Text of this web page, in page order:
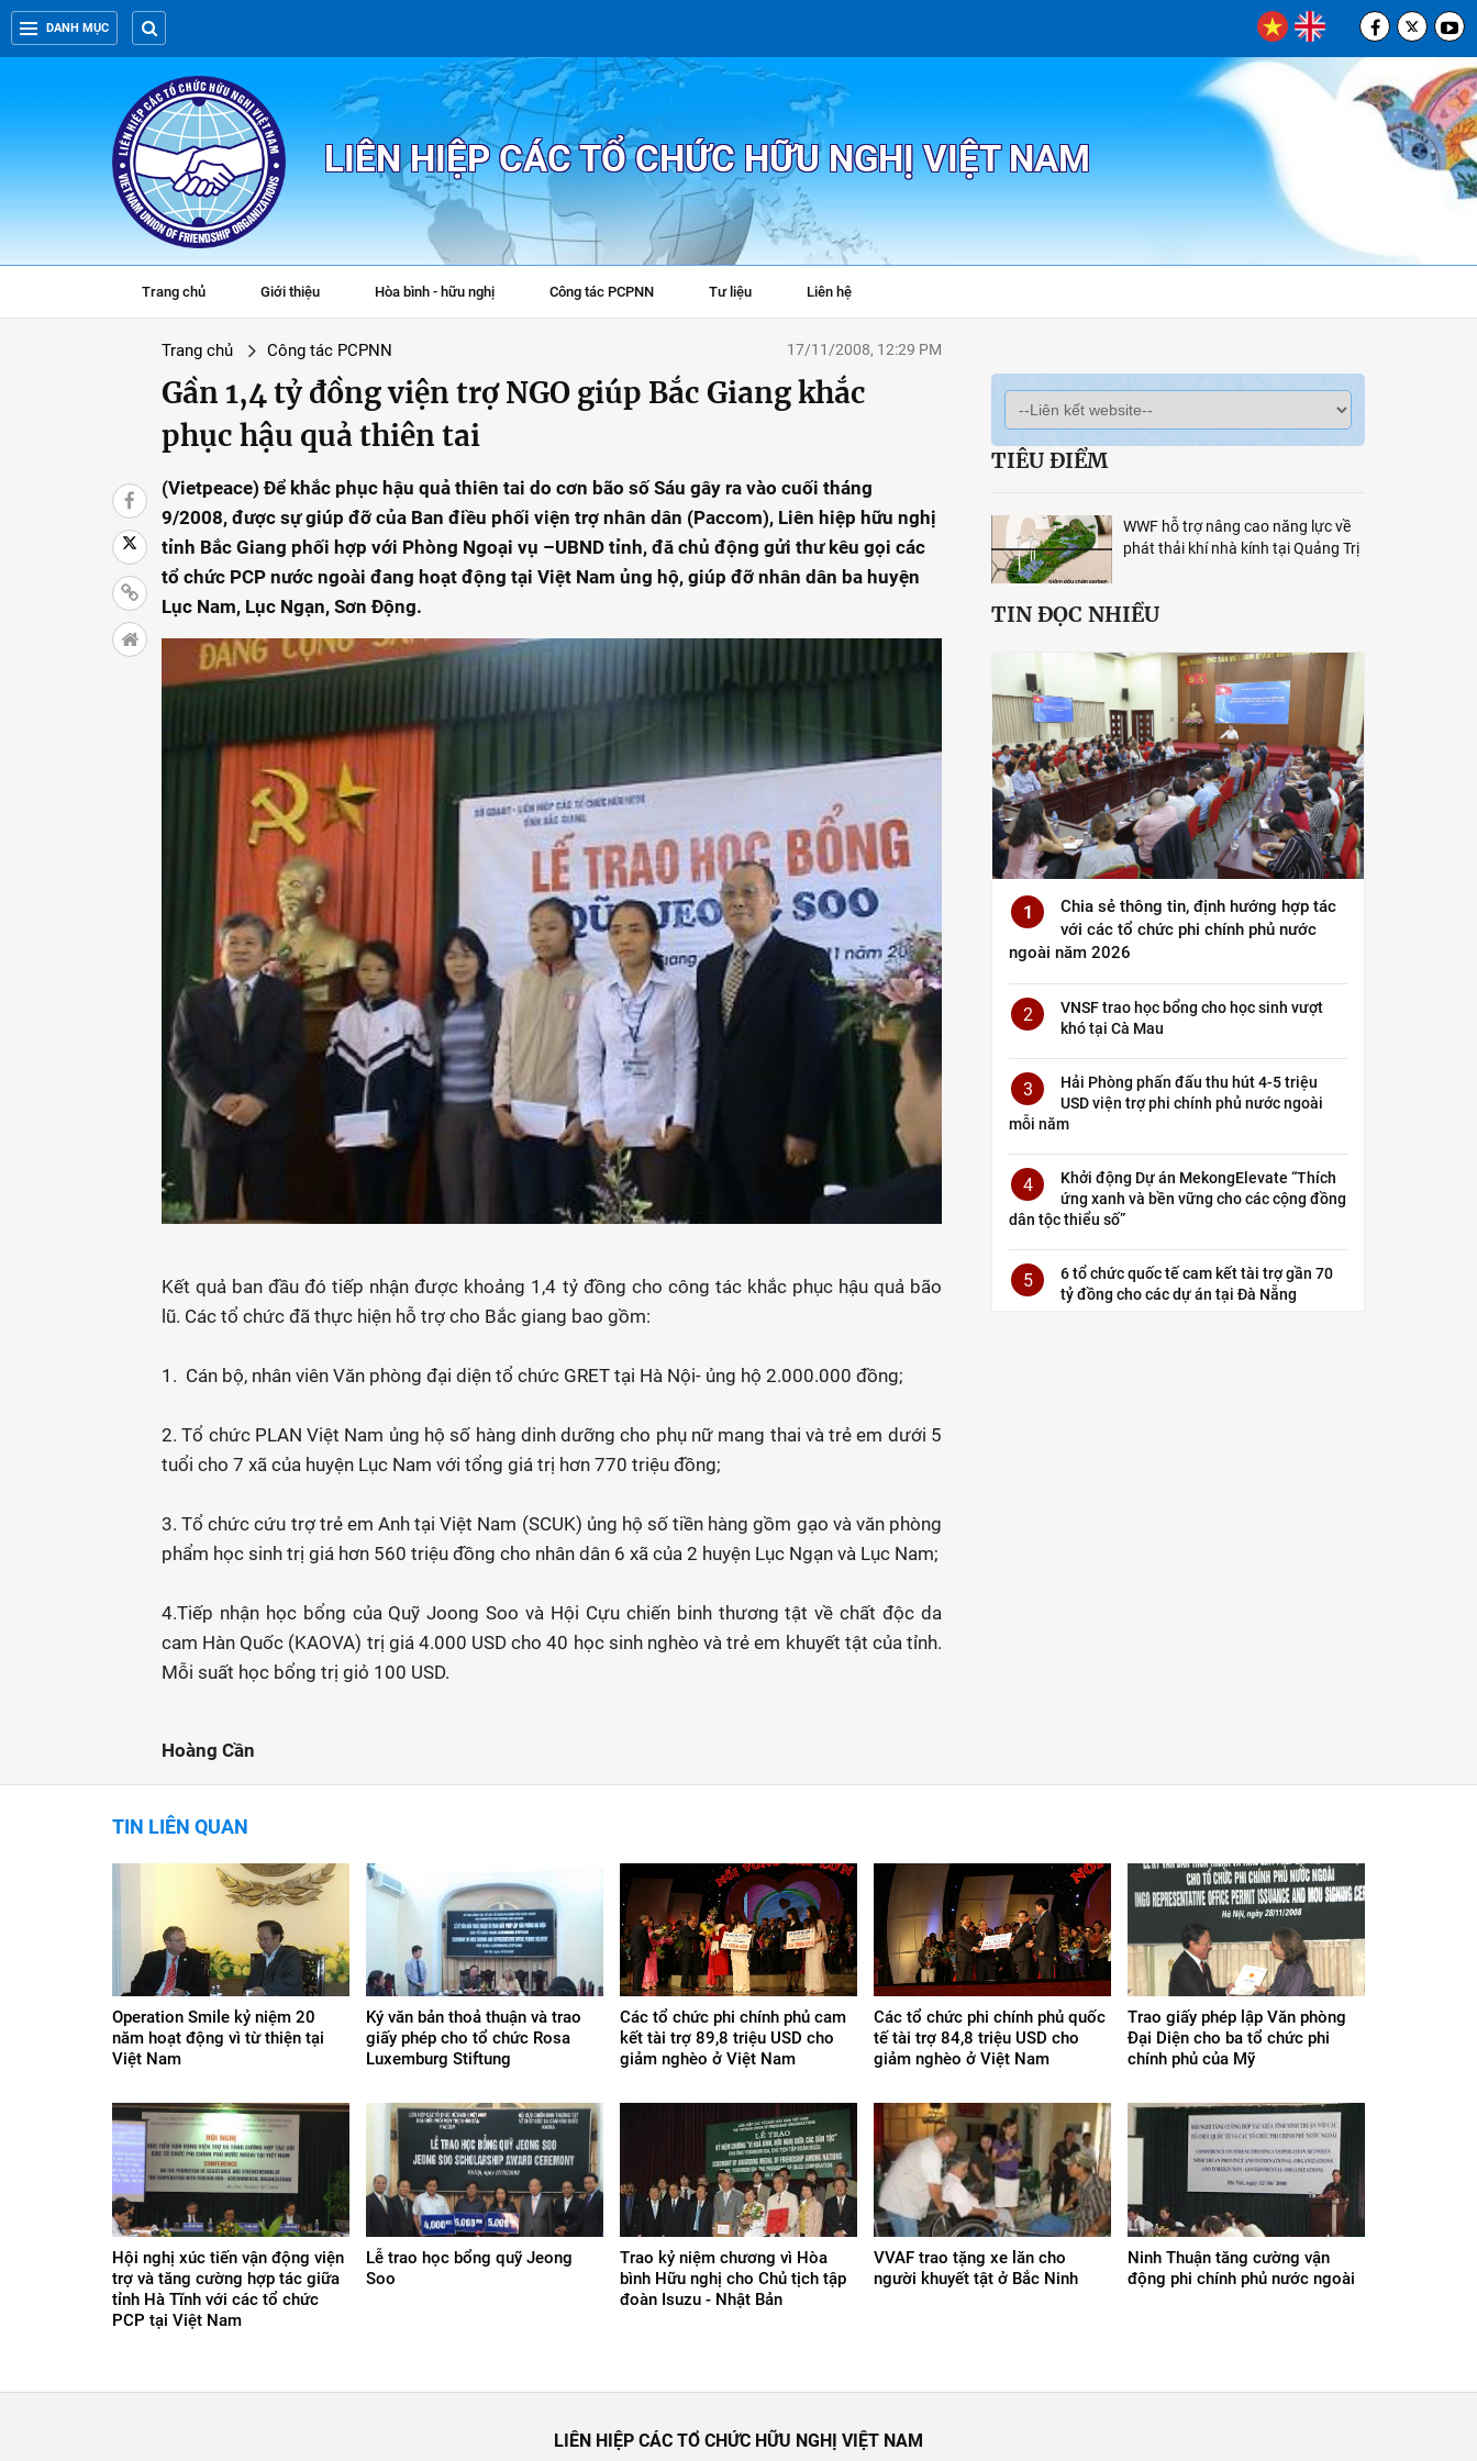
DANH MỤC
LIÊN HIỆP CÁC TỔ CHỨC HỮU NGHỊ VIỆT NAM
Trang chủ Giới thiệu Hòa bình - hữu nghị Công tác PCPNN Tư liệu Liên hệ
Trang chủ Công tác PCPNN 17/11/2008, 12:29 PM
Gần 1,4 tỷ đồng viện trợ NGO giúp Bắc Giang khắc
phục hậu quả thiên tai
(Vietpeace) Để khắc phục hậu quả thiên tai do cơn bão số Sáu gây ra vào cuối tháng
9/2008, được sự giúp đỡ của Ban điều phối viện trợ nhân dân (Paccom), Liên hiệp hữu nghị
tỉnh Bắc Giang phối hợp với Phòng Ngoại vụ –UBND tỉnh, đă chủ động gửi thư kêu gọi các
tổ chức PCP nước ngoài đang hoạt động tại Việt Nam ủng hộ, giúp đỡ nhân dân ba huyện
Lục Nam, Lục Ngạn, Sơn Động.
Kết quả ban đầu đó tiếp nhận được khoảng 1,4 tỷ đồng cho công tác khắc phục hậu quả bão
lũ. Các tổ chức đã thực hiện hỗ trợ cho Bắc giang bao gồm:
1. Cán bộ, nhân viên Văn phòng đại diện tổ chức GRET tại Hà Nội- ủng hộ 2.000.000 đồng;
2. Tổ chức PLAN Việt Nam ủng hộ số hàng dinh dưỡng cho phụ nữ mang thai và trẻ em dưới 5
tuổi cho 7 xã của huyện Lục Nam với tổng giá trị hơn 770 triệu đồng;
3. Tổ chức cứu trợ trẻ em Anh tại Việt Nam (SCUK) ủng hộ số tiền hàng gồm gạo và văn phòng
phẩm học sinh trị giá hơn 560 triệu đồng cho nhân dân 6 xã của 2 huyện Lục Ngạn và Lục Nam;
4.Tiếp nhận học bổng của Quỹ Joong Soo và Hội Cựu chiến binh thương tật về chất độc da
cam Hàn Quốc (KAOVA) trị giá 4.000 USD cho 40 học sinh nghèo và trẻ em khuyết tật của tỉnh.
Mỗi suất học bổng trị giỏ 100 USD.
Hoàng Cần
TIÊU ĐIỂM
WWF hỗ trợ nâng cao năng lực về
phát thải khí nhà kính tại Quảng Trị
TIN ĐỌC NHIỀU
1
Chia sẻ thông tin, định hướng hợp tác
với các tổ chức phi chính phủ nước
ngoài năm 2026
2
VNSF trao học bổng cho học sinh vượt
khó tại Cà Mau
3
Hải Phòng phấn đấu thu hút 4-5 triệu
USD viện trợ phi chính phủ nước ngoài
mỗi năm
4
Khởi động Dự án MekongElevate “Thích
ứng xanh và bền vững cho các cộng đồng
dân tộc thiểu số”
5
6 tổ chức quốc tế cam kết tài trợ gần 70
tỷ đồng cho các dự án tại Đà Nẵng
TIN LIÊN QUAN
Operation Smile kỷ niệm 20
năm hoạt động vì từ thiện tại
Việt Nam
Ký văn bản thoả thuận và trao
giấy phép cho tổ chức Rosa
Luxemburg Stiftung
Các tổ chức phi chính phủ cam
kết tài trợ 89,8 triệu USD cho
giảm nghèo ở Việt Nam
Các tổ chức phi chính phủ quốc
tế tài trợ 84,8 triệu USD cho
giảm nghèo ở Việt Nam
Trao giấy phép lập Văn phòng
Đại Diện cho ba tổ chức phi
chính phủ của Mỹ
Hội nghị xúc tiến vận động viện
trợ và tăng cường hợp tác giữa
tỉnh Hà Tĩnh với các tổ chức
PCP tại Việt Nam
Lễ trao học bổng quỹ Jeong
Soo
Trao kỷ niệm chương vì Hòa
bình Hữu nghị cho Chủ tịch tập
đoàn Isuzu - Nhật Bản
VVAF trao tặng xe lăn cho
người khuyết tật ở Bắc Ninh
Ninh Thuận tăng cường vận
động phi chính phủ nước ngoài
LIÊN HIỆP CÁC TỔ CHỨC HỮU NGHỊ VIỆT NAM